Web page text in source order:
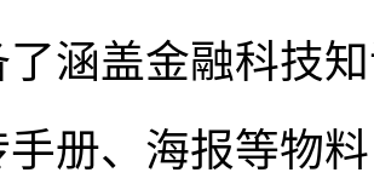
涵盖金融科技
册、海报等物